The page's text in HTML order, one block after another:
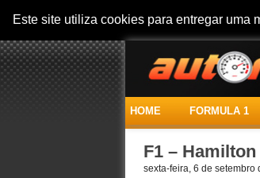
Este site utiliza cookies para entregar uma
HOME FORMULA 1
F1 –
sexta-feira, 6 de setembro